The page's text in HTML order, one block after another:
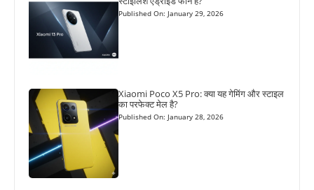
Published On: January 29, 2026
Xiaomi Poco X5 Pro: क्या यह गेमिंग और स्टाइल
का परफेक्ट मेल है?
Published On: January 28, 2026